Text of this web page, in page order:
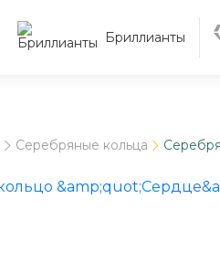
Бриллианты
Серебряные кольца